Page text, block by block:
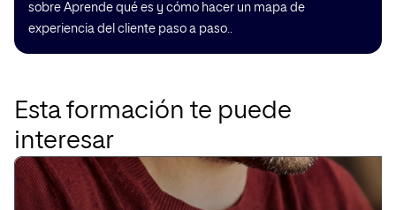
sobre Aprende qué es y cómo hacer un mapa de
experiencia del cliente paso a paso..
Esta formación te puede
interesar